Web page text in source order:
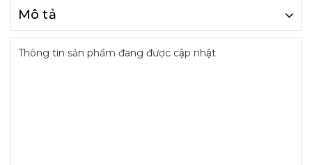
Mô tả
Thông tin sản phẩm đang được cập nhật